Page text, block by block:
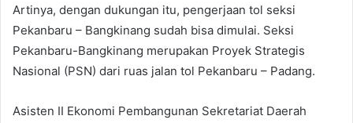
Artinya, dengan dukungan itu, pengerjaan tol seksi
Pekanbaru – Bangkinang sudah bisa dimulai. Seksi
Pekanbaru-Bangkinang merupakan Proyek Strategis
Nasional (PSN) dari ruas jalan tol Pekanbaru – Padang.
Asisten II Ekonomi Pembangunan Sekretariat Daerah